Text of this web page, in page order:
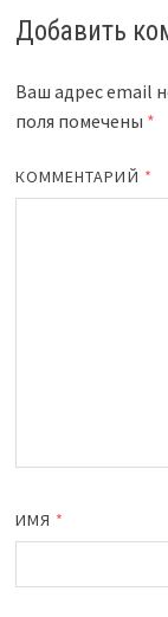
Добавить
Ваш адрес email
поля помечены *
КОММЕНТАРИЙ *
ИМЯ *